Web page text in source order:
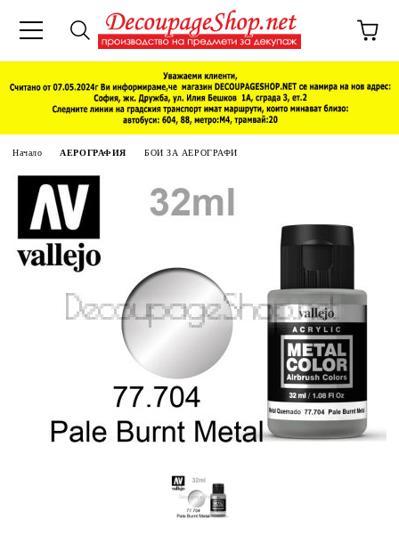
Начало АЕРОГРАФИЯ БОИ ЗА АЕРОГРАФИ